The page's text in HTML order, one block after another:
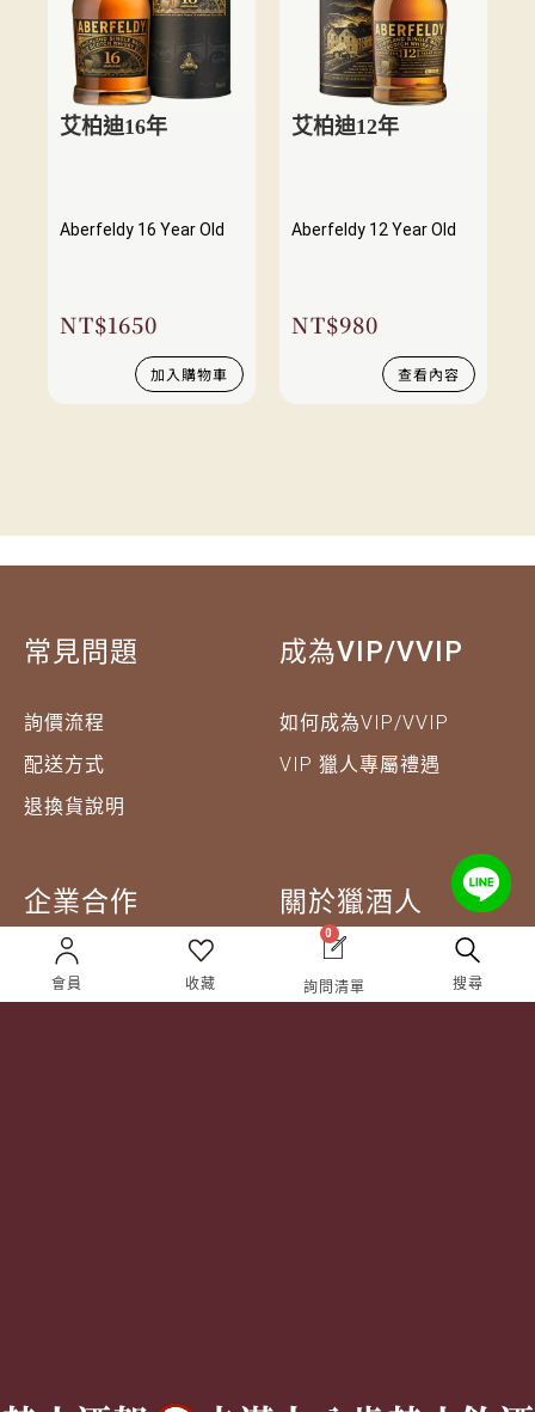
艾柏迪16年
Aberfeldy 16 Year Old
NT$1650
加入購物車
艾柏迪12年
Aberfeldy 12 Year Old
NT$980
查看內容
常見問題
詢價流程
配送方式
退換貨說明
成為VIP/VVIP
如何成為VIP/VVIP
VIP 獵人專屬禮遇
企業合作
企業合作
關於獵酒人
會員 收藏
0
詢問清單 搜尋